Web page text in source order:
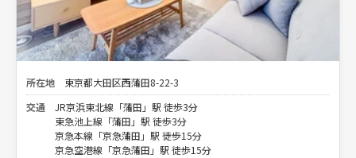
所在地
東京都大田区西蒲田8-22-3
交通
JR京浜東北線「蒲田」駅 徒歩3分
東急池上線「蒲田」駅 徒歩3分
京急本線「京急蒲田」駅 徒歩15分
京急空港線「京急蒲田」駅 徒歩15分